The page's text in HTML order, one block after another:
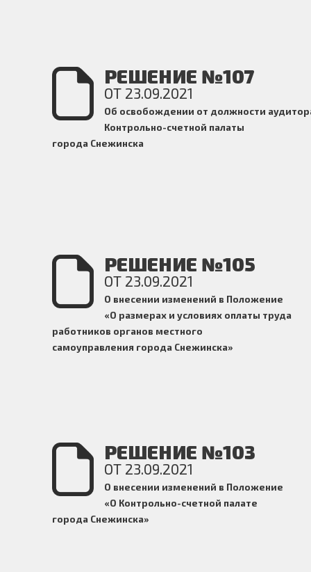
РЕШЕНИЕ №107
ОТ 23.09.2021
Об освобождении от должности
Контрольно-счетной палаты
города Снежинска
РЕШЕНИЕ №105
ОТ 23.09.2021
О внесении изменений в Положение
«О размерах и условиях оплаты труда
работников органов местного
самоуправления города Снежинска»
РЕШЕНИЕ №103
ОТ 23.09.2021
О внесении изменений в Положение
«О Контрольно-счетной палате
города Снежинска»